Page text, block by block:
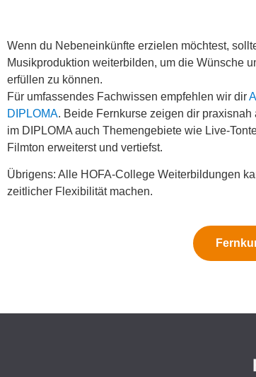
Wenn du Nebeneinkünfte erzielen möchtest,
Musikproduktion weiterbilden, um die Wünsche
erfüllen zu können.
Für umfassendes Fachwissen empfehlen wir dir
DIPLOMA. Beide Fernkurse zeigen dir
im DIPLOMA auch Themengebiete wie Live-
Filmton erweiterst und vertiefst.
Übrigens: Alle HOFA-College Weiterbildungen
zeitlicher Flexibilität machen.